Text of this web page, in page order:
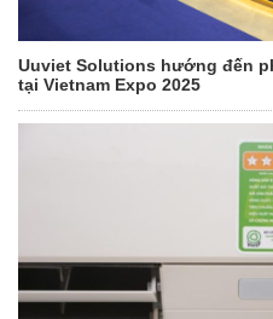
Uuviet Solutions hướng đến
tại Vietnam Expo 2025